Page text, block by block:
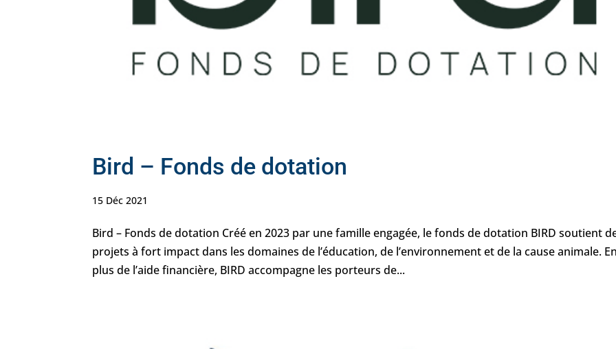
Bird – Fonds de dotation
15 Déc 2021
Bird – Fonds de dotation Créé en 2023 par une famille engagée, le fonds de dotation BIRD soutient
projets à fort impact dans les domaines de l’éducation, de l’environnement et de la cause animale.
plus de l’aide financière, BIRD accompagne les porteurs de...